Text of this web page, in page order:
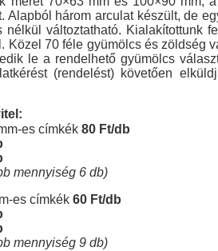
Alapból három arculat készült, de
nélkül változtatható. Kialakítottunk
Közel 70 féle gyümölcs és zöldség
le a rendelhető gyümölcs
(rendelést) követően
es címkék 80 Ft/db
mennyiség 6 db)
es címkék 60 Ft/db
mennyiség 9 db)